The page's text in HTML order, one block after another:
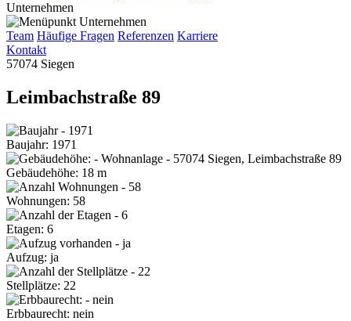
Unternehmen
Team Häufige Fragen Referenzen Karriere
Kontakt
57074 Siegen
Leimbachstraße 89
Baujahr: 1971
Gebäudehöhe: 18 m
Wohnungen: 58
Etagen: 6
Aufzug: ja
Stellplätze: 22
Erbbaurecht: nein